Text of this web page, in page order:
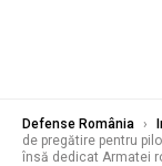
Defense România ›
de pregătire pentru
însă dedicat Armatei